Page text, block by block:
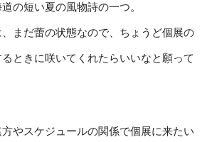
の短い夏の風物詩の一つ。
まだ蕾の状態なので、ちょうど個展の
ときに咲いてくれたらいいなと願って
やスケジュールの関係で個展に来たい